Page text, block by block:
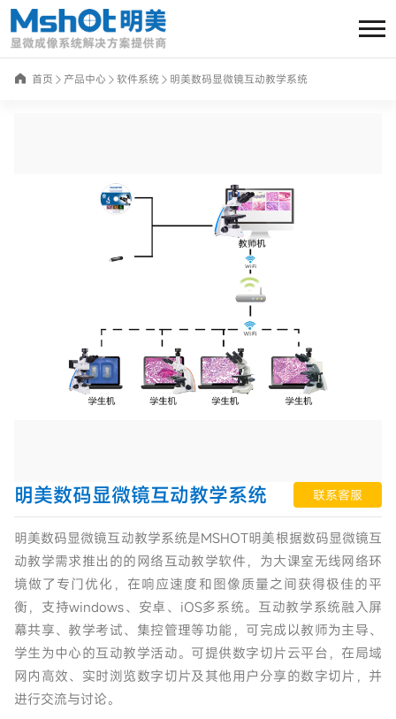
首页 产品中心 软件系统 明美数码显微镜互动教学系统
明美数码显微镜互动教学系统 联系客服
明美数码显微镜互动教学系统是MSHOT明美根据数码显微镜互
动教学需求推出的的网络互动教学软件，为大课室无线网络环
境做了专门优化，在响应速度和图像质量之间获得极佳的平
衡，支持windows、安卓、iOS多系统。互动教学系统融入屏
幕共享、教学考试、集控管理等功能，可完成以教师为主导、
学生为中心的互动教学活动。可提供数字切片云平台，在局域
网内高效、实时浏览数字切片及其他用户分享的数字切片，并
进行交流与讨论。